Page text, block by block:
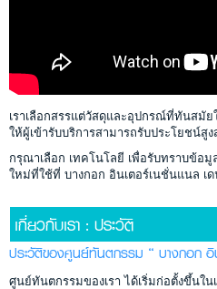
เราเลือกสรรแต่วัสดุและอุปกรณ์ที่ทันสมั
ให้ผู้เข้ารับบริการสามารถรับประโยชน์สูง
กรุณาเลือก เทคโนโลยี เพื่อรับทราบข้อ
ใหม่ที่ใช้ที่ บางกอก อินเตอร์เนชั่นแนล เด
เกี่ยวกับเรา : ประวัติ
ประวัติของศูนย์ทันตกรรม “ บางกอก อิ
ศูนย์ทันตกรรมของเรา ได้เริ่มก่อตั้งขึ้นใ